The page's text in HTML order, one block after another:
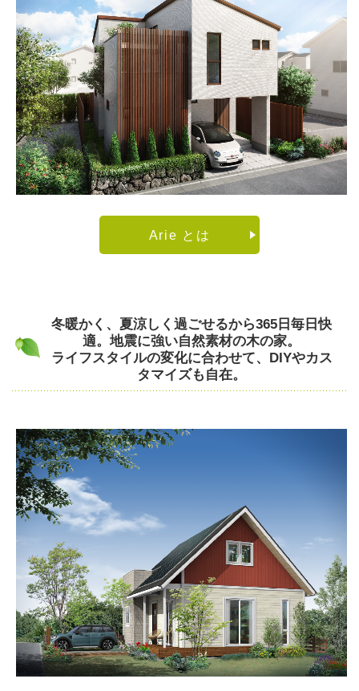
Arie とは
冬暖かく、夏涼しく過ごせるから365日毎日快
適。地震に強い自然素材の木の家。
ライフスタイルの変化に合わせて、DIYやカス
タマイズも自在。